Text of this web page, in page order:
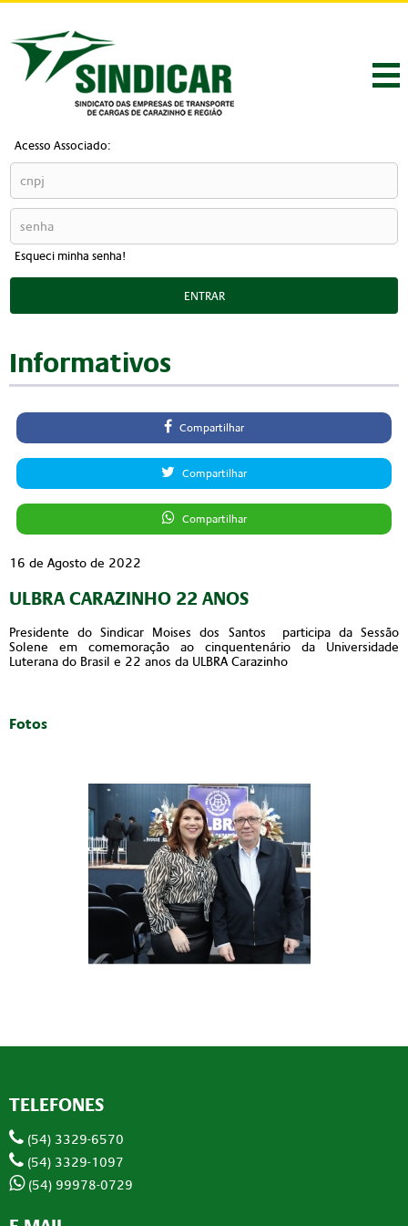
Acesso Associado:
Esqueci minha senha!
ENTRAR
Informativos
Compartilhar
Compartilhar
Compartilhar
16 de Agosto de 2022
ULBRA CARAZINHO 22 ANOS
Presidente do Sindicar Moises dos Santos participa da Sessão
Solene em comemoração ao cinquentenário da Universidade
Luterana do Brasil e 22 anos da ULBRA Carazinho
Fotos
TELEFONES
(54) 3329-6570
(54) 3329-1097
(54) 99978-0729